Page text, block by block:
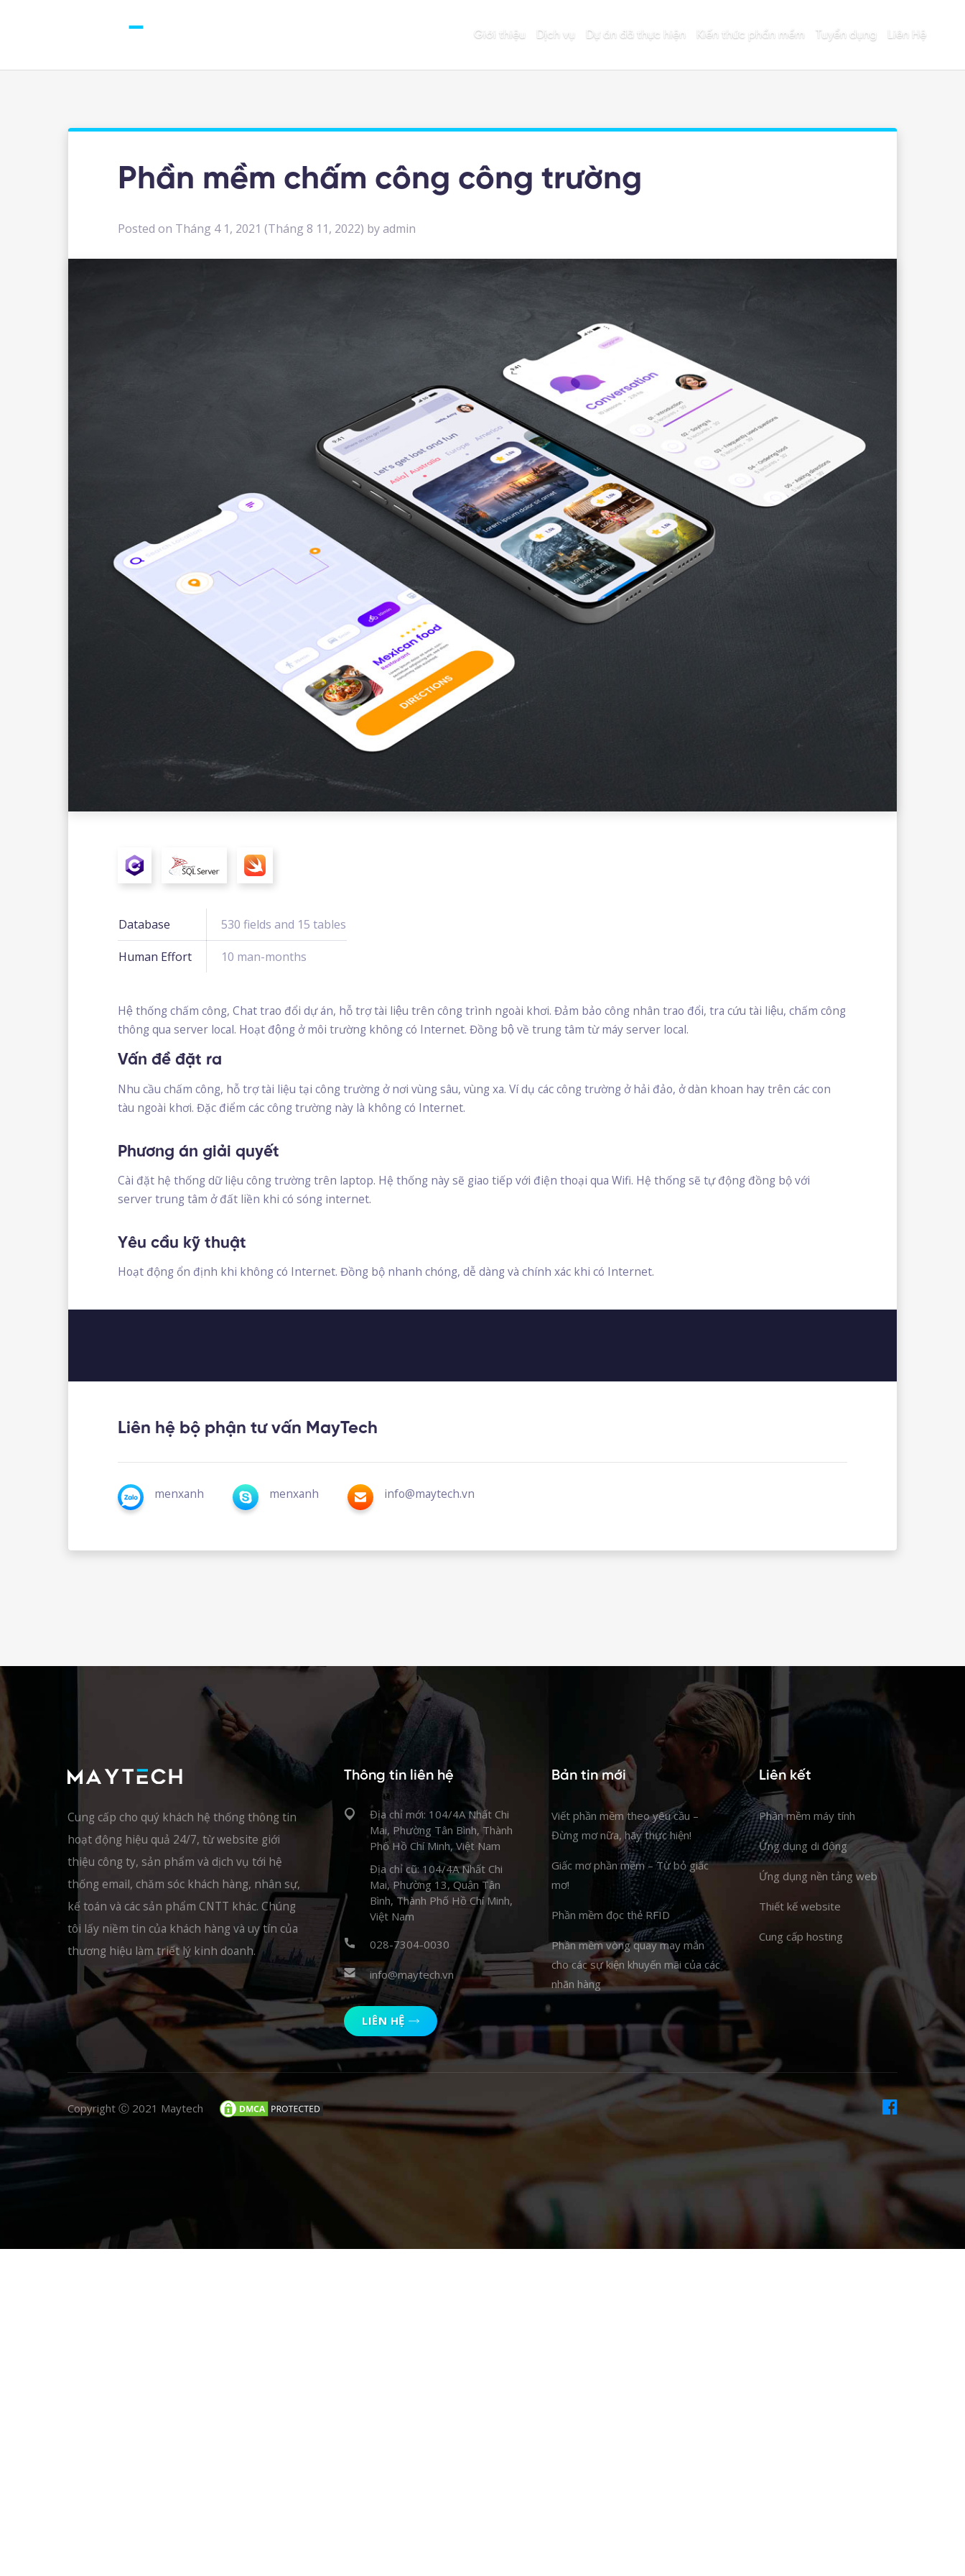
Giới thiệu Dịch vụ Dự án đã thực hiện Kiến thức phần mềm Tuyển dụng Liên Hệ
Phần mềm chấm công công trường
Posted on Tháng 4 1, 2021 (Tháng 8 11, 2022) byadmin
Database 530 fields and 15 tables
Human Effort 10 man-months
Hệ thống chấm công, Chat trao đổi dự án, hỗ trợ tài liệu trên công trình ngoài khơi. Đảm bảo công nhân trao đổi, tra cứu tài liệu, chấm công
thông qua server local. Hoạt động ở môi trường không có Internet. Đồng bộ về trung tâm từ máy server local.
Vấn đề đặt ra
Nhu cầu chấm công, hỗ trợ tài liệu tại công trường ở nơi vùng sâu, vùng xa. Ví dụ các công trường ở hải đảo, ở dàn khoan hay trên các con
tàu ngoài khơi. Đặc điểm các công trường này là không có Internet.
Phương án giải quyết
Cài đặt hệ thống dữ liệu công trường trên laptop. Hệ thống này sẽ giao tiếp với điện thoại qua Wifi. Hệ thống sẽ tự động đồng bộ với
server trung tâm ở đất liền khi có sóng internet.
Yêu cầu kỹ thuật
Hoạt động ổn định khi không có Internet. Đồng bộ nhanh chóng, dễ dàng và chính xác khi có Internet.
Liên hệ bộ phận tư vấn MayTech
menxanh menxanh info@maytech.vn
Cung cấp cho quý khách hệ thống thông tin
hoạt động hiệu quả 24/7, từ website giới
thiệu công ty, sản phẩm và dịch vụ tới hệ
thống email, chăm sóc khách hàng, nhân sự,
kế toán và các sản phẩm CNTT khác. Chúng
tôi lấy niềm tin của khách hàng và uy tín của
thương hiệu làm triết lý kinh doanh.
Thông tin liên hệ
Địa chỉ mới: 104/4A Nhất Chi
Mai, Phường Tân Bình, Thành
Phố Hồ Chí Minh, Việt Nam
Địa chỉ cũ: 104/4A Nhất Chi
Mai, Phường 13, Quận Tân
Bình, Thành Phố Hồ Chí Minh,
Việt Nam
028-7304-0030
info@maytech.vn
LIÊN HỆ
Bản tin mới
Viết phần mềm theo yêu cầu –
Đừng mơ nữa, hãy thực hiện!
Giấc mơ phần mềm – Từ bỏ giấc
mơ!
Phần mềm đọc thẻ RFID
Phần mềm vòng quay may mắn
cho các sự kiện khuyến mãi của các
nhãn hàng
Liên kết
Phần mềm máy tính
Ứng dụng di động
Ứng dụng nền tảng web
Thiết kế website
Cung cấp hosting
Copyright Ⓒ 2021 Maytech